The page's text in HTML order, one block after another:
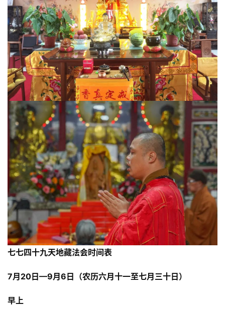
七七四十九天地藏法会时间表
7月20日—9月6日（农历六月十一至七月三十日）
早上